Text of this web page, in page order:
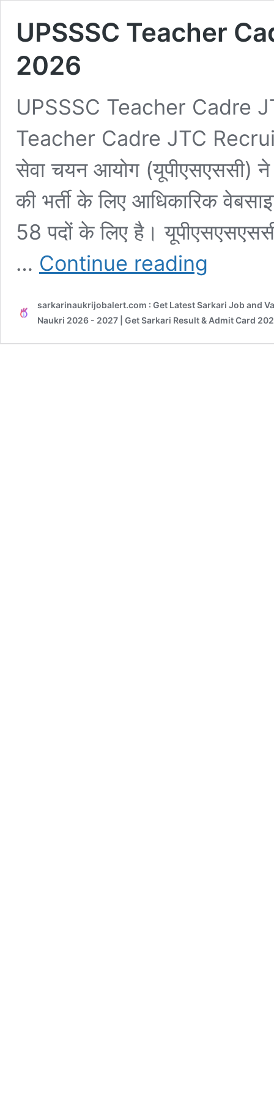
UPSSSC Teacher
2026
UPSSSC Teacher Cadre
Teacher Cadre JTC
सेवा चयन आयोग (यूपीएसएससी) ने
की भर्ती के लिए आधिकारिक
58 पदों के लिए है।
… Continue reading
Recruitment
2026
sarkarinaukrijobalert.com : Get Latest Sarkari Job and
Naukri 2026 - 2027 | Get Sarkari Result & Admit Card